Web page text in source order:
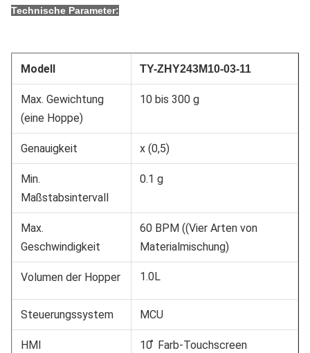
Technische Parameter:
Modell TY-ZHY243M10-03-11
Max. Gewichtung
(eine Hoppe)
10 bis 300 g
Genauigkeit x (0,5)
Min.
Maßstabsintervall
0.1 g
Max.
Geschwindigkeit
60 BPM ((Vier Arten von
Materialmischung)
Volumen der Hopper 1.0L
Steuerungssystem MCU
HMI 10 ̊ Farb-Touchscreen